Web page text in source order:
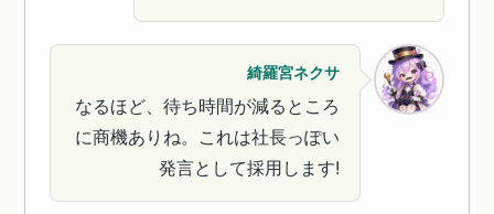
綺羅宮ネクサ
なるほど、待ち時間が減るところ
に商機ありね。これは社長っぽい
発言として採用します!